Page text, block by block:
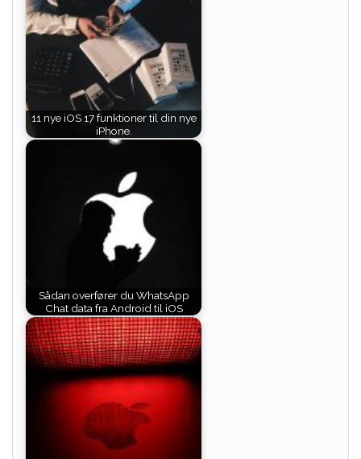
11 nye iOS 17 funktioner til din nye
iPhone.
Sådan overfører du WhatsApp
Chat data fra Android til iOS